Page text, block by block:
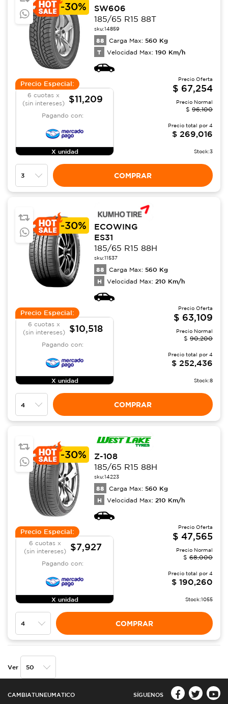
-30%
SW606
185/65 R15 88T
sku:14859
88 Carga Max: 560 Kg
T Velocidad Max: 190 Km/h
Precio Especial:
6 cuotas x
(sin intereses)
$11,209
Pagando con:
X unidad
Precio Oferta
$ 67,254
Precio Normal
$ 96,100
Precio total por 4
$ 269,016
Stock:3
COMPRAR
-30%
ECOWING
ES31
185/65 R15 88H
sku:11537
88 Carga Max: 560 Kg
H Velocidad Max: 210 Km/h
Precio Especial:
6 cuotas x
(sin intereses)
$10,518
Pagando con:
X unidad
Precio Oferta
$ 63,109
Precio Normal
$ 90,200
Precio total por 4
$ 252,436
Stock:8
COMPRAR
-30%
Z-108
185/65 R15 88H
sku:14223
88 Carga Max: 560 Kg
H Velocidad Max: 210 Km/h
Precio Especial:
6 cuotas x
(sin intereses)
$7,927
Pagando con:
X unidad
Precio Oferta
$ 47,565
Precio Normal
$ 68,000
Precio total por 4
$ 190,260
Stock:1055
COMPRAR
Ver
CAMBIATUNEUMATICO SÍGUENOS